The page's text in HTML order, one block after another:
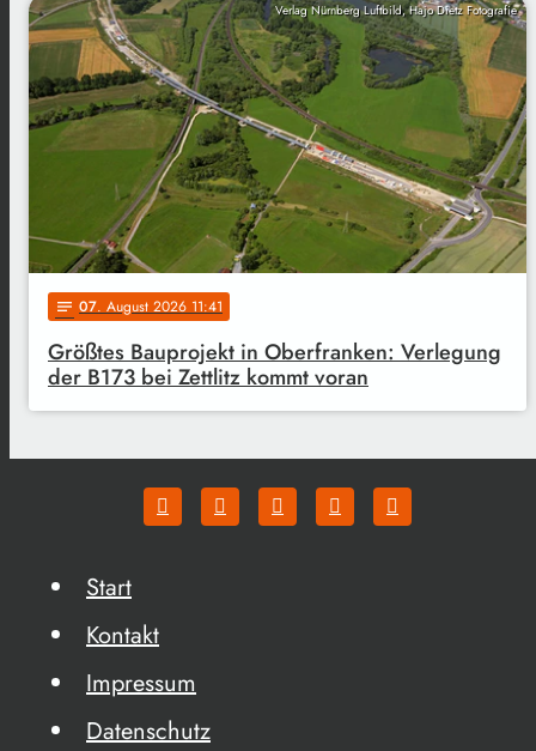
Verlag Nürnberg Luftbild, Hajo Dietz Fotografie
notes 07. August 2026 11:41
Größtes Bauprojekt in Oberfranken: Verlegung
der B173 bei Zettlitz kommt voran
Start
Kontakt
Impressum
Datenschutz